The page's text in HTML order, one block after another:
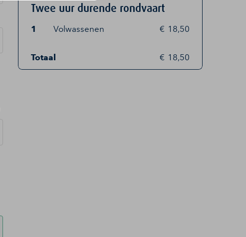
Twee uur durende rondvaart
1 Volwassenen 18,50
Totaal 18,50